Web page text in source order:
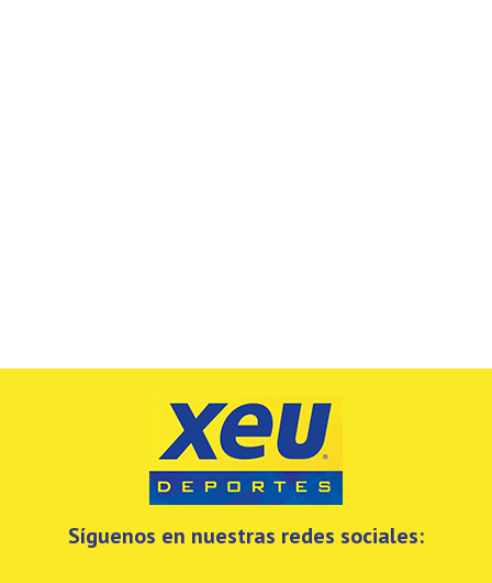
Síguenos en nuestras redes sociales: